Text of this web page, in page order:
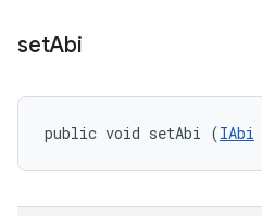
setAbi
public void setAbi (IAbi